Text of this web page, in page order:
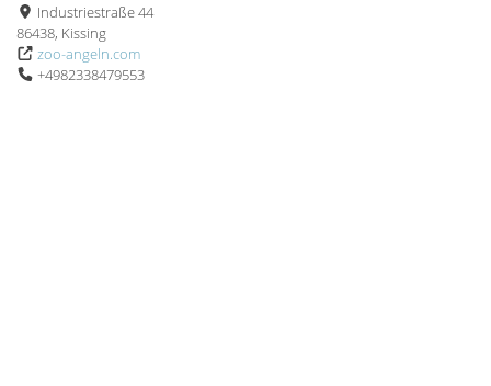
Industriestraße 44
86438, Kissing
zoo-angeln.com
+4982338479553